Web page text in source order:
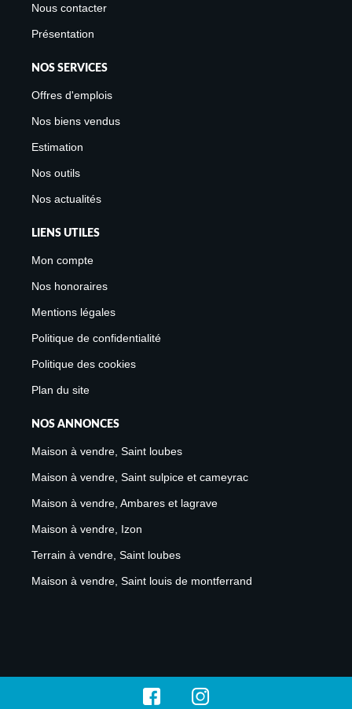
Nous contacter
Présentation
NOS SERVICES
Offres d'emplois
Nos biens vendus
Estimation
Nos outils
Nos actualités
LIENS UTILES
Mon compte
Nos honoraires
Mentions légales
Politique de confidentialité
Politique des cookies
Plan du site
NOS ANNONCES
Maison à vendre, Saint loubes
Maison à vendre, Saint sulpice et cameyrac
Maison à vendre, Ambares et lagrave
Maison à vendre, Izon
Terrain à vendre, Saint loubes
Maison à vendre, Saint louis de montferrand